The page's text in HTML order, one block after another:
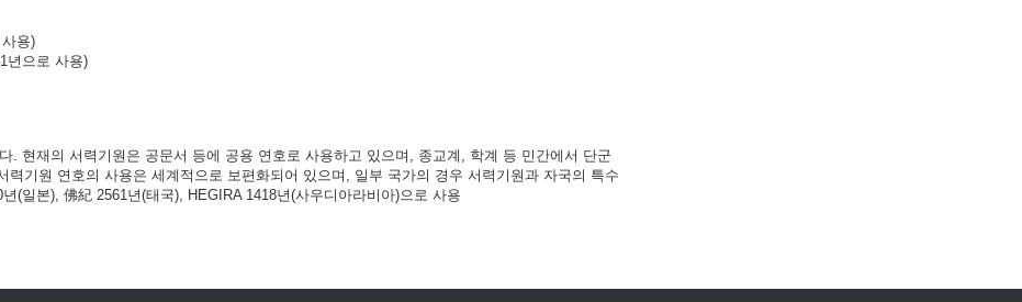
용)
년으로 사용)
. 현재의 서력기원은 공문서 등에 공용 연호로 사용하고 있으며, 종교계, 학계 등 민간에서 단군
기원 연호의 사용은 세계적으로 보편화되어 있으며, 일부 국가의 경우 서력기원과 자국의 특수
(일본), 佛紀 2561년(태국), HEGIRA 1418년(사우디아라비아)으로 사용